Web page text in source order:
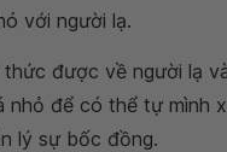
với người lạ.
được về người lạ
nhỏ để có thể tự mình
lý sự bốc đồng.